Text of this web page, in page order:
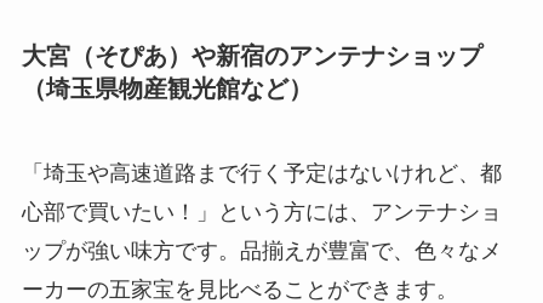
大宮（そぴあ）や新宿のアンテナショップ
（埼玉県物産観光館など）
「埼玉や高速道路まで行く予定はないけれど、都
心部で買いたい！」という方には、アンテナショ
ップが強い味方です。品揃えが豊富で、色々なメ
ーカーの五家宝を見比べることができます。